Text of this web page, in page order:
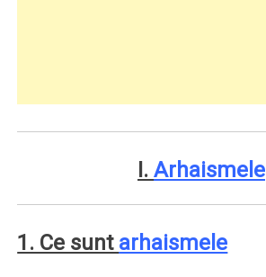
I. Arhaismele
1. Ce sunt arhaismele